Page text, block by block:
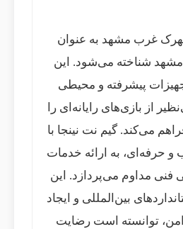
غرب مشهد به عنوان
مشهد شناخته می‌شود. این
پیشرفته و محیطی
از بازی‌های رایانه‌ای را
می‌کند. گیم نت نینجا با
حرفه‌ای، به ارائه خدمات
فنی مداوم می‌پردازد. این
بین‌المللی و ایجاد
توانسته است رضایت